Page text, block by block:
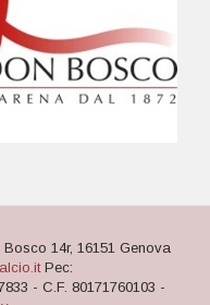
14r, 16151 Genova
Pec:
- C.F. 80171760103 -